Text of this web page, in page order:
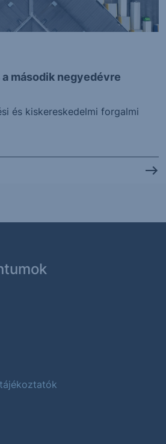
második negyedévre
és kiskereskedelmi forgalmi